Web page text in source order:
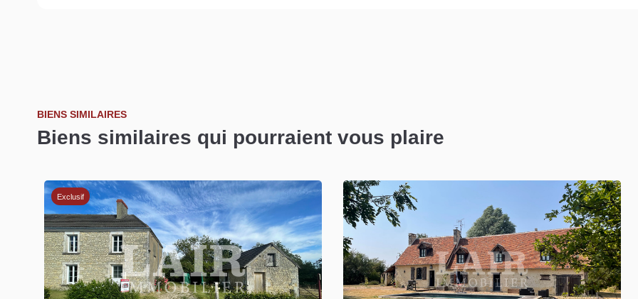
BIENS SIMILAIRES
Biens similaires qui pourraient vous plaire
Exclusif